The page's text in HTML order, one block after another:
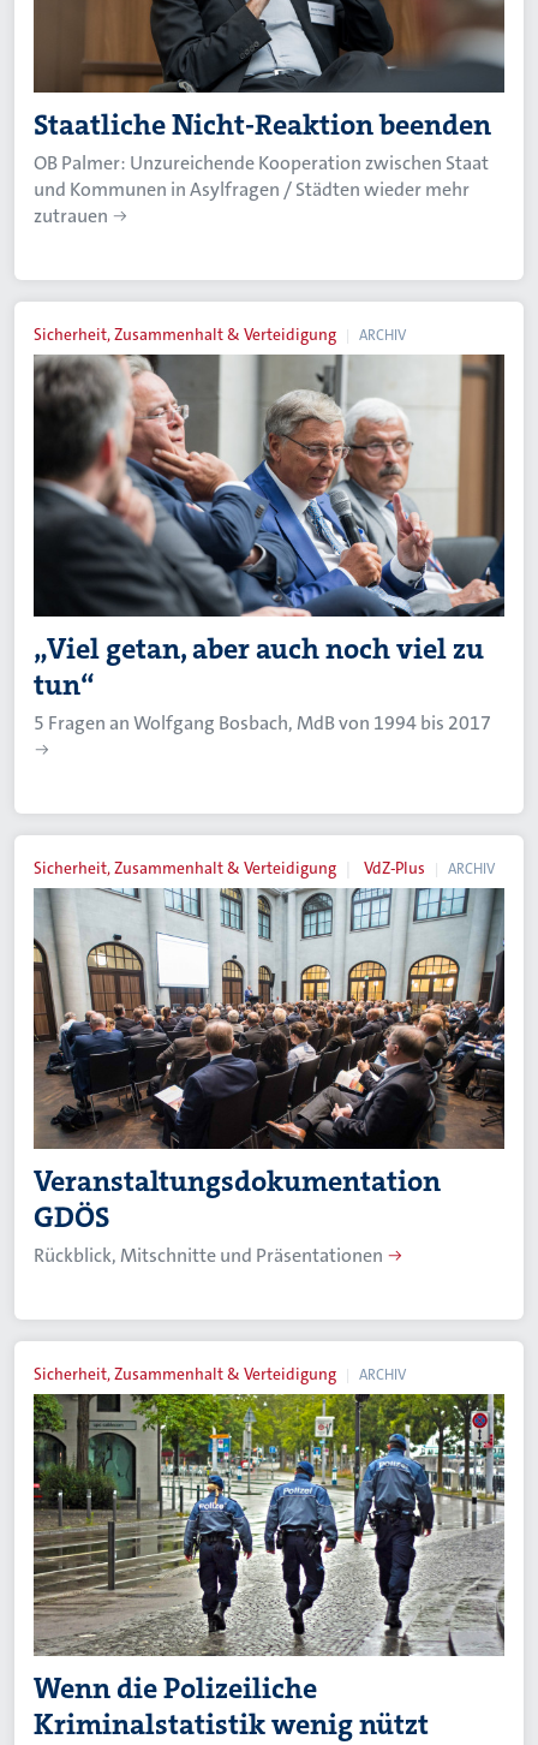
Staatliche Nicht-Reaktion beenden
OB Palmer: Unzureichende Kooperation zwischen Staat
und Kommunen in Asylfragen / Städten wieder mehr
zutrauen
Sicherheit, Zusammenhalt & Verteidigung ARCHIV
„Viel getan, aber auch noch viel zu
tun“
5 Fragen an Wolfgang Bosbach, MdB von 1994 bis 2017
Sicherheit, Zusammenhalt & Verteidigung VdZ-Plus ARCHIV
Veranstaltungsdokumentation
GDÖS
Rückblick, Mitschnitte und Präsentationen
Sicherheit, Zusammenhalt & Verteidigung ARCHIV
Wenn die Polizeiliche
Kriminalstatistik wenig nützt